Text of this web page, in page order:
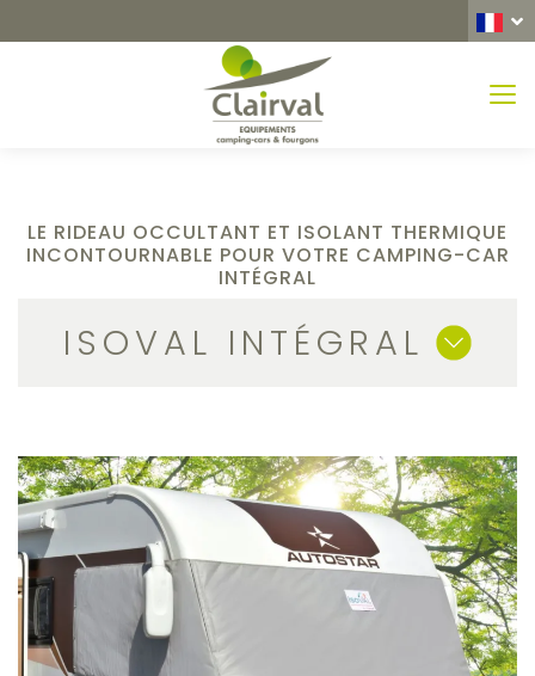
LE RIDEAU OCCULTANT ET ISOLANT THERMIQUE
INCONTOURNABLE POUR VOTRE CAMPING-CAR
INTÉGRAL
ISOVAL INTÉGRAL